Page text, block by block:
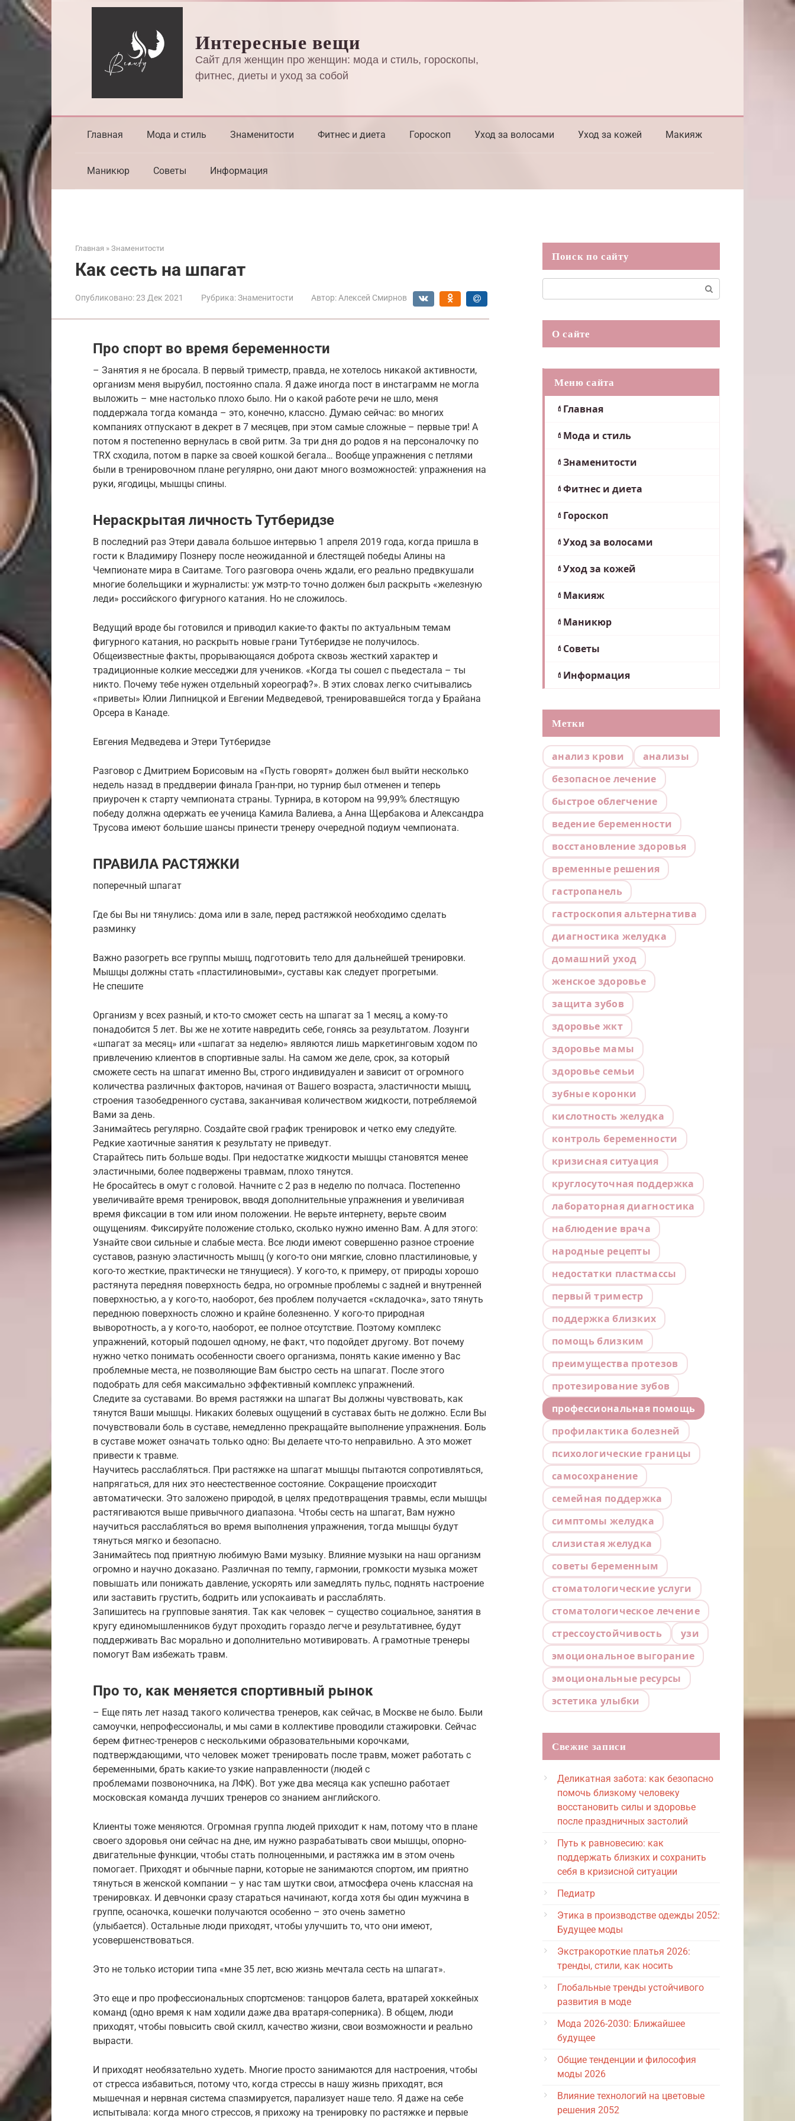
Перейти
к
контенту
Интересные вещи
Сайт для женщин про женщин: мода и стиль, гороскопы,
фитнес, диеты и уход за собой
Главная Мода и стиль Знаменитости Фитнес и диета Гороскоп Уход за волосами Уход за кожей Макияж
Маникюр Советы Информация
Главная » Знаменитости
Как сесть на шпагат
Опубликовано:23 Дек 2021 Рубрика:Знаменитости Автор: Алексей Смирнов
Про спорт во время беременности
– Занятия я не бросала. В первый триместр, правда, не хотелось никакой активности,
организм меня вырубил, постоянно спала. Я даже иногда пост в инстаграмм не могла
выложить – мне настолько плохо было. Ни о какой работе речи не шло, меня
поддержала тогда команда – это, конечно, классно. Думаю сейчас: во многих
компаниях отпускают в декрет в 7 месяцев, при этом самые сложные – первые три! А
потом я постепенно вернулась в свой ритм. За три дня до родов я на персоналочку по
TRX сходила, потом в парке за своей кошкой бегала… Вообще упражнения с петлями
были в тренировочном плане регулярно, они дают много возможностей: упражнения на
руки, ягодицы, мышцы спины.
Нераскрытая личность Тутберидзе
В последний раз Этери давала большое интервью 1 апреля 2019 года, когда пришла в
гости к Владимиру Познеру после неожиданной и блестящей победы Алины на
Чемпионате мира в Саитаме. Того разговора очень ждали, его реально предвкушали
многие болельщики и журналисты: уж мэтр-то точно должен был раскрыть «железную
леди» российского фигурного катания. Но не сложилось.
Ведущий вроде бы готовился и приводил какие-то факты по актуальным темам
фигурного катания, но раскрыть новые грани Тутберидзе не получилось.
Общеизвестные факты, прорывающаяся доброта сквозь жесткий характер и
традиционные колкие месседжи для учеников. «Когда ты сошел с пьедестала – ты
никто. Почему тебе нужен отдельный хореограф?». В этих словах легко считывались
«приветы» Юлии Липницкой и Евгении Медведевой, тренировавшейся тогда у Брайана
Орсера в Канаде.
Евгения Медведева и Этери Тутберидзе
Разговор с Дмитрием Борисовым на «Пусть говорят» должен был выйти несколько
недель назад в преддверии финала Гран-при, но турнир был отменен и теперь
приурочен к старту чемпионата страны. Турнира, в котором на 99,99% блестящую
победу должна одержать ее ученица Камила Валиева, а Анна Щербакова и Александра
Трусова имеют большие шансы принести тренеру очередной подиум чемпионата.
ПРАВИЛА РАСТЯЖКИ
поперечный шпагат
Где бы Вы ни тянулись: дома или в зале, перед растяжкой необходимо сделать
разминку
Важно разогреть все группы мышц, подготовить тело для дальнейшей тренировки.
Мышцы должны стать «пластилиновыми», суставы как следует прогретыми.
Не спешите
Организм у всех разный, и кто-то сможет сесть на шпагат за 1 месяц, а кому-то
понадобится 5 лет. Вы же не хотите навредить себе, гонясь за результатом. Лозунги
«шпагат за месяц» или «шпагат за неделю» являются лишь маркетинговым ходом по
привлечению клиентов в спортивные залы. На самом же деле, срок, за который
сможете сесть на шпагат именно Вы, строго индивидуален и зависит от огромного
количества различных факторов, начиная от Вашего возраста, эластичности мышц,
строения тазобедренного сустава, заканчивая количеством жидкости, потребляемой
Вами за день.
Занимайтесь регулярно. Создайте свой график тренировок и четко ему следуйте.
Редкие хаотичные занятия к результату не приведут.
Старайтесь пить больше воды. При недостатке жидкости мышцы становятся менее
эластичными, более подвержены травмам, плохо тянутся.
Не бросайтесь в омут с головой. Начните с 2 раз в неделю по полчаса. Постепенно
увеличивайте время тренировок, вводя дополнительные упражнения и увеличивая
время фиксации в том или ином положении. Не верьте интернету, верьте своим
ощущениям. Фиксируйте положение столько, сколько нужно именно Вам. А для этого:
Узнайте свои сильные и слабые места. Все люди имеют совершенно разное строение
суставов, разную эластичность мышц (у кого-то они мягкие, словно пластилиновые, у
кого-то жесткие, практически не тянущиеся). У кого-то, к примеру, от природы хорошо
растянута передняя поверхность бедра, но огромные проблемы с задней и внутренней
поверхностью, а у кого-то, наоборот, без проблем получается «складочка», зато тянуть
переднюю поверхность сложно и крайне болезненно. У кого-то природная
выворотность, а у кого-то, наоборот, ее полное отсутствие. Поэтому комплекс
упражнений, который подошел одному, не факт, что подойдет другому. Вот почему
нужно четко понимать особенности своего организма, понять какие именно у Вас
проблемные места, не позволяющие Вам быстро сесть на шпагат. После этого
подобрать для себя максимально эффективный комплекс упражнений.
Следите за суставами. Во время растяжки на шпагат Вы должны чувствовать, как
тянутся Ваши мышцы. Никаких болевых ощущений в суставах быть не должно. Если Вы
почувствовали боль в суставе, немедленно прекращайте выполнение упражнения. Боль
в суставе может означать только одно: Вы делаете что-то неправильно. А это может
привести к травме.
Научитесь расслабляться. При растяжке на шпагат мышцы пытаются сопротивляться,
напрягаться, для них это неестественное состояние. Сокращение происходит
автоматически. Это заложено природой, в целях предотвращения травмы, если мышцы
растягиваются выше привычного диапазона. Чтобы сесть на шпагат, Вам нужно
научиться расслабляться во время выполнения упражнения, тогда мышцы будут
тянуться мягко и безопасно.
Занимайтесь под приятную любимую Вами музыку. Влияние музыки на наш организм
огромно и научно доказано. Различная по темпу, гармонии, громкости музыка может
повышать или понижать давление, ускорять или замедлять пульс, поднять настроение
или заставить грустить, бодрить или успокаивать и расслаблять.
Запишитесь на групповые занятия. Так как человек – существо социальное, занятия в
кругу единомышленников будут проходить гораздо легче и результативнее, будут
поддерживать Вас морально и дополнительно мотивировать. А грамотные тренеры
помогут Вам избежать травм.
Про то, как меняется спортивный рынок
– Еще пять лет назад такого количества тренеров, как сейчас, в Москве не было. Были
самоучки, непрофессионалы, и мы сами в коллективе проводили стажировки. Сейчас
берем фитнес-тренеров с несколькими образовательными корочками,
подтверждающими, что человек может тренировать после травм, может работать с
беременными, брать какие-то узкие направленности (людей с
проблемами позвоночника, на ЛФК). Вот уже два месяца как успешно работает
московская команда лучших тренеров со знанием английского.
Клиенты тоже меняются. Огромная группа людей приходит к нам, потому что в плане
своего здоровья они сейчас на дне, им нужно разрабатывать свои мышцы, опорно-
двигательные функции, чтобы стать полноценными, и растяжка им в этом очень
помогает. Приходят и обычные парни, которые не занимаются спортом, им приятно
тянуться в женской компании – у нас там шутки свои, атмосфера очень классная на
тренировках. И девчонки сразу стараться начинают, когда хотя бы один мужчина в
группе, осаночка, кошечки получаются особенно – это очень заметно
(улыбается). Остальные люди приходят, чтобы улучшить то, что они имеют,
усовершенствоваться.
Это не только истории типа «мне 35 лет, всю жизнь мечтала сесть на шпагат».
Это еще и про профессиональных спортсменов: танцоров балета, вратарей хоккейных
команд (одно время к нам ходили даже два вратаря-соперника). В общем, люди
приходят, чтобы повысить свой скилл, качество жизни, свои возможности и реально
вырасти.
И приходят необязательно худеть. Многие просто занимаются для настроения, чтобы
от стресса избавиться, потому что, когда стрессы в нашу жизнь приходят, вся
мышечная и нервная система спазмируется, парализует наше тело. Я даже на себе
испытывала: когда много стрессов, я прихожу на тренировку по растяжке и первые
Поиск по сайту
О сайте
Меню сайта
Главная
Мода и стиль
Знаменитости
Фитнес и диета
Гороскоп
Уход за волосами
Уход за кожей
Макияж
Маникюр
Советы
Информация
Метки
анализ крови
анализы
безопасное лечение
быстрое облегчение
ведение беременности
восстановление здоровья
временные решения
гастропанель
гастроскопия альтернатива
диагностика желудка
домашний уход
женское здоровье
защита зубов
здоровье жкт
здоровье мамы
здоровье семьи
зубные коронки
кислотность желудка
контроль беременности
кризисная ситуация
круглосуточная поддержка
лабораторная диагностика
наблюдение врача
народные рецепты
недостатки пластмассы
первый триместр
поддержка близких
помощь близким
преимущества протезов
протезирование зубов
профессиональная помощь
профилактика болезней
психологические границы
самосохранение
семейная поддержка
симптомы желудка
слизистая желудка
советы беременным
стоматологические услуги
стоматологическое лечение
стрессоустойчивость
узи
эмоциональное выгорание
эмоциональные ресурсы
эстетика улыбки
Свежие записи
Деликатная забота: как безопасно
помочь близкому человеку
восстановить силы и здоровье
после праздничных застолий
Путь к равновесию: как
поддержать близких и сохранить
себя в кризисной ситуации
Педиатр
Этика в производстве одежды 2052:
Будущее моды
Экстракороткие платья 2026:
тренды, стили, как носить
Глобальные тренды устойчивого
развития в моде
Мода 2026-2030: Ближайшее
будущее
Общие тенденции и философия
моды 2026
Влияние технологий на цветовые
решения 2052